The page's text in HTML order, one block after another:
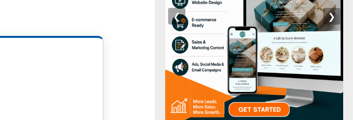
❮ ❯